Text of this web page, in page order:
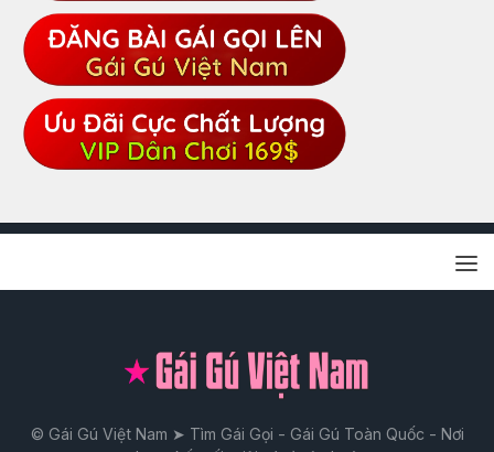
© Gái Gú Việt Nam ➤ Tìm Gái Gọi - Gái Gú Toàn Quốc - Nơi